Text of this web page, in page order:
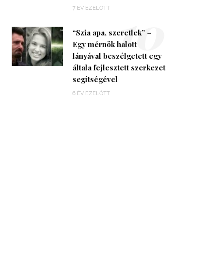
7 ÉV EZELŐTT
“Szia apa, szeretlek” –
Egy mérnök halott
lányával beszélgetett egy
általa fejlesztett szerkezet
segítségével
6 ÉV EZELŐTT
10